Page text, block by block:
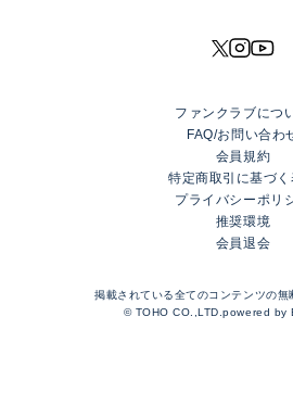
XAI
LOGIN
TOP
BLOG
ファンクラブにつ
FAQ/お問い合わ
会員規約
特定商取引に基づく
プライバシーポリ
推奨環境
会員退会
掲載されている全てのコンテンツの無
© TOHO CO.,LTD.powered by